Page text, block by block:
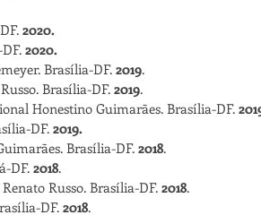
2020.
2020.
Brasília-DF. 2019.
Brasília-DF. 2019.
Honestino Guimarães. Brasília-DF.
DF. 2019.
Brasília-DF. 2018.
DF. 2018.
Russo. Brasília-DF. 2018.
DF. 2018.